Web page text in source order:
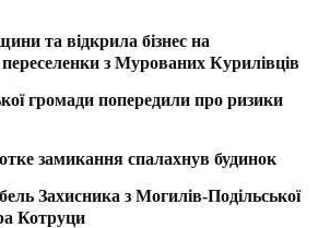
та відкрила бізнес на
переселенки з Мурованих Курилівців
громади попередили про ризики
замикання спалахнув будинок
Захисника з Могилів-Подільської
Котруци